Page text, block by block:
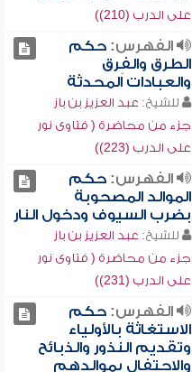
على الدرب (210))
الفهرس:حكم
الطرق والفِرق
والعبادات المحدثة
للشيخ: عبد العزيز بن باز
جزء من محاضرة ( فتاوى نور
على الدرب (223))
الفهرس:حكم
الموالد المصحوبة
بضرب السيوف ودخول النار
للشيخ: عبد العزيز بن باز
جزء من محاضرة ( فتاوى نور
على الدرب (231))
الفهرس:حكم
الاستغاثة بالأولياء
وتقديم النذور والذبائح
والاحتفال بموالدهم